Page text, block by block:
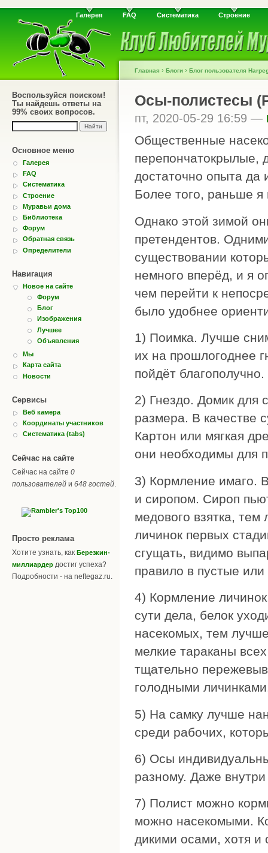
Галерея FAQ Систематика Строение
Воспользуйся поиском!
Ты найдешь ответы на
99% своих вопросов.
Основное меню
Галерея
FAQ
Систематика
Строение
Муравьи дома
Библиотека
Форум
Обратная связь
Определители
Навигация
Новое на сайте
Форум
Блог
Изображения
Лучшее
Объявления
Мы
Карта сайта
Новости
Сервисы
Веб камера
Координаты участников
Систематика (tabs)
Сейчас на сайте
Сейчас на сайте 0
пользователей и 648 гостей
Просто реклама
Хотите узнать, как Березкин-
миллиардер достиг успеха?
Подробности - на neftegaz.ru.
Главная › Блоги › Блог пользователя
Осы-полистесы
пт, 2020-05-29 16:59 —
Общественные
перепончатокрылые,
достаточно опыта да
Более того, раньше я
Однако этой зимой
претендентов.
существовании
немного вперёд, и я
чем перейти к
было удобнее
1) Поимка. Лучше
их на прошлогоднее
пойдёт благополучно.
2) Гнездо. Домик для
размера. В качестве
Картон или мягкая
они необходимы для
3) Кормление имаго.
и сиропом. Сироп
медового взятка,
личинок первых
сгущать, видимо
правило в пустые
4) Кормление
сути дела, белок
насекомых, тем
мелкие тараканы
тщательно
голодными
5) На самку лучше
среди рабочих,
6) Осы
разному. Даже
7) Полист можно
можно насекомыми.
дикими осами, хотя и